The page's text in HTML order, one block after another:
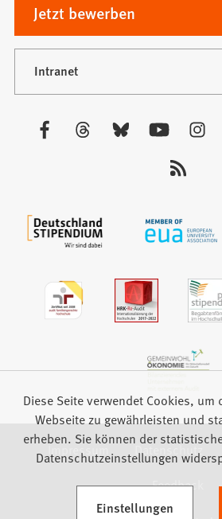
Jetzt bewerben
(Öffnet
in
einem
neuen
Tab)
Intranet
(Öffnet
neuen
Besuchen
Impressum Datenschutz
Feedback
Diese Seite verwendet Cookies,
Webseite zu gewährleisten und
erheben. Sie können der
Datenschutzeinstellungen
Einstellungen
(Öffnet in einem neuen Tab)